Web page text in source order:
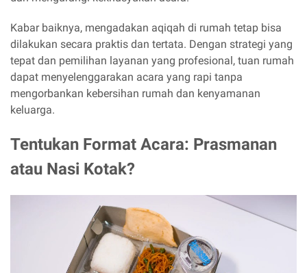
Kabar baiknya, mengadakan aqiqah di rumah tetap bisa
dilakukan secara praktis dan tertata. Dengan strategi yang
tepat dan pemilihan layanan yang profesional, tuan rumah
dapat menyelenggarakan acara yang rapi tanpa
mengorbankan kebersihan rumah dan kenyamanan
keluarga.
Tentukan Format Acara: Prasmanan
atau Nasi Kotak?